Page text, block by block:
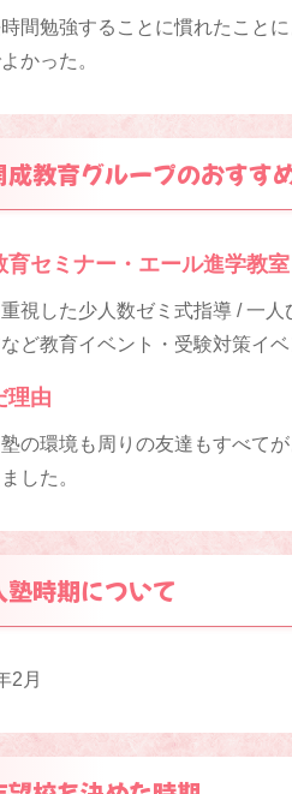
間勉強することに慣れたこと
かった。
成教育グループのおすす
育セミナー・エール進学教
視した少人数ゼミ式指導 / 一
ど教育イベント・受験対策イ
理由
の環境も周りの友達もすべて
した。
塾時期について
2月